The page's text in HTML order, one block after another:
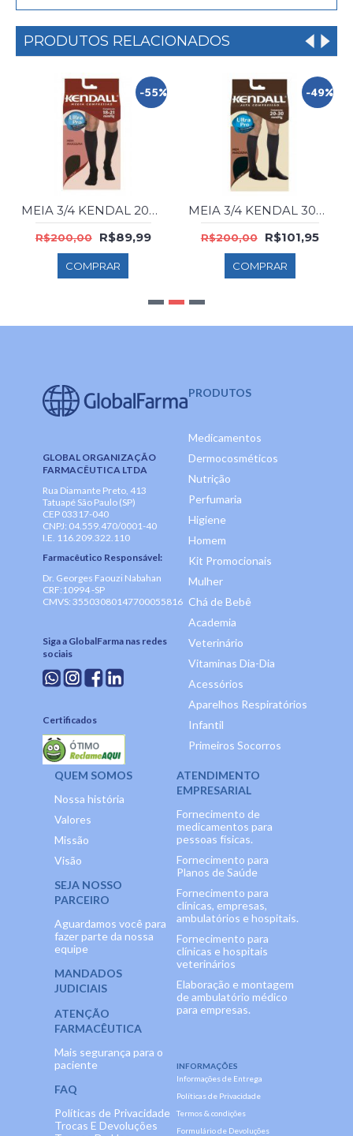
PRODUTOS RELACIONADOS
-55%
MEIA 3/4 KENDAL 20M MASC 1813 PRETA G
R$200,00 R$89,99
COMPRAR
-49%
MEIA 3/4 KENDAL 30M MASC 1542 PRETA M
R$200,00 R$101,95
COMPRAR
GLOBAL ORGANIZAÇÃO
FARMACÊUTICA LTDA
Rua Diamante Preto, 413
Tatuapé São Paulo (SP)
CEP 03317-040
CNPJ: 04.559.470/0001-40
I.E. 116.209.322.110
Farmacêutico Responsável:
Dr. Georges Faouzi Nabahan
CRF:10994 -SP
CMVS: 35503080147700055816
Siga a GlobalFarma nas redes
sociais
Certificados
PRODUTOS
Medicamentos
Dermocosméticos
Nutrição
Perfumaria
Higiene
Homem
Kit Promocionais
Mulher
Chá de Bebê
Academia
Veterinário
Vitaminas Dia-Dia
Acessórios
Aparelhos Respiratórios
Infantil
Primeiros Socorros
QUEM SOMOS
Nossa história
Valores
Missão
Visão
SEJA NOSSO
PARCEIRO
Aguardamos você para
fazer parte da nossa
equipe
MANDADOS
JUDICIAIS
ATENÇÃO
FARMACÊUTICA
Mais segurança para o
paciente
FAQ
Políticas de Privacidade
Trocas E Devoluções
ATENDIMENTO
EMPRESARIAL
Fornecimento de
medicamentos para
pessoas físicas.
Fornecimento para
Planos de Saúde
Fornecimento para
clínicas, empresas,
ambulatórios e hospitais.
Fornecimento para
clínicas e hospitais
veterinários
Elaboração e montagem
de ambulatório médico
para empresas.
INFORMAÇÕES
Informações de Entrega
Políticas de Privacidade
Termos & condições
Formulário de Devoluções